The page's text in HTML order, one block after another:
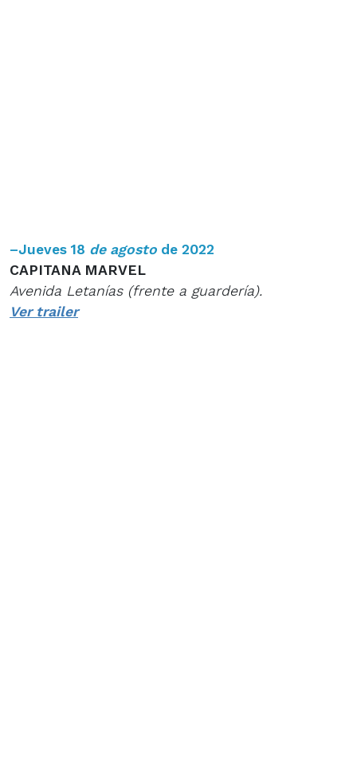
–Jueves 18 de agosto de 2022
CAPITANA MARVEL
Avenida Letanías (frente a guardería).
Ver trailer